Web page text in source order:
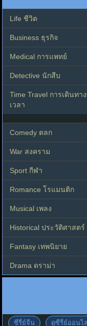
Life ชีวิต
Business ธุรกิจ
Medical การแพทย์
Detective นักสืบ
Time Travel การเดินทา
เวลา
Comedy ตลก
War สงคราม
Sport กีฬา
Romance โรแมนติก
Musical เพลง
Historical ประวัติศาสตร์
Fantasy เทพนิยาย
Drama ดราม่า
ซีรี่ย์จีน ดูซีรี่ย์ออนไ